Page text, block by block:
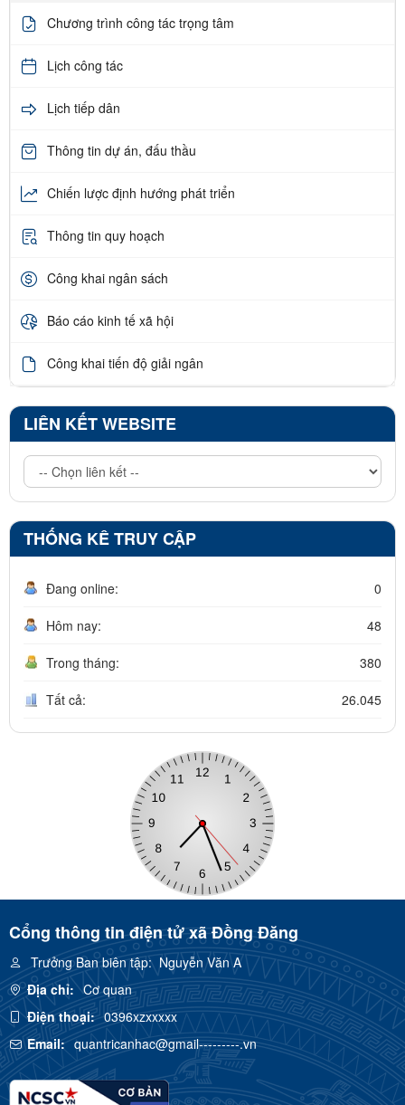
Chương trình công tác trọng tâm
Lịch công tác
Lịch tiếp dân
Thông tin dự án, đấu thầu
Chiến lược định hướng phát triển
Thông tin quy hoạch
Công khai ngân sách
Báo cáo kinh tế xã hội
Công khai tiến độ giải ngân
LIÊN KẾT WEBSITE
THỐNG KÊ TRUY CẬP
Đang online: 0
Hôm nay: 48
Trong tháng: 380
Tất cả: 26.045
Cổng thông tin điện tử xã Đồng Đăng
Trưởng Ban biên tập:Nguyễn Văn A
Địa chỉ: Cơ quan
Điện thoại: 0396xzxxxxx
Email: quantricanhac@gmail---------.vn